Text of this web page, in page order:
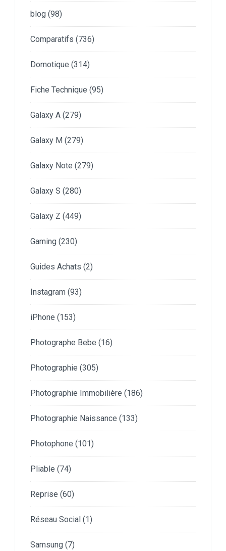
blog (98)
Comparatifs (736)
Domotique (314)
Fiche Technique (95)
Galaxy A (279)
Galaxy M (279)
Galaxy Note (279)
Galaxy S (280)
Galaxy Z (449)
Gaming (230)
Guides Achats (2)
Instagram (93)
iPhone (153)
Photographe Bebe (16)
Photographie (305)
Photographie Immobilière (186)
Photographie Naissance (133)
Photophone (101)
Pliable (74)
Reprise (60)
Réseau Social (1)
Samsung (7)